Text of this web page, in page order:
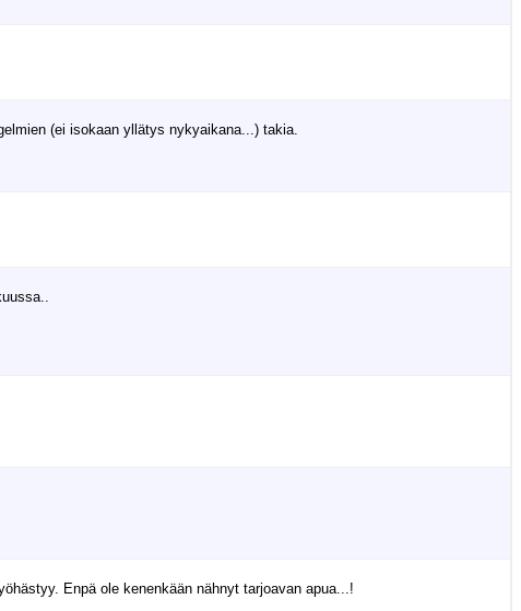
(ei isokaan yllätys nykyaikana...) takia.
Enpä ole kenenkään nähnyt tarjoavan apua...!